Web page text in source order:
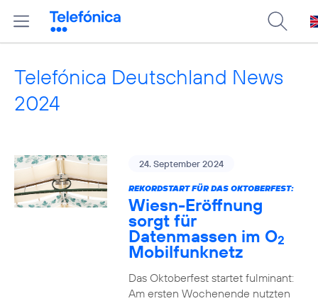
Telefónica Deutschland News
2024
24. September 2024
REKORDSTART FÜR DAS OKTOBERFEST:
Wiesn-Eröffnung
sorgt für
Datenmassen im O2
Mobilfunknetz
Das Oktoberfest startet fulminant:
Am ersten Wochenende nutzten